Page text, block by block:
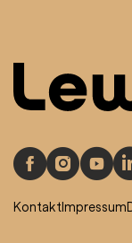
KontaktImpressum